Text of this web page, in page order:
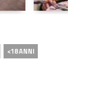
<18 ANNI